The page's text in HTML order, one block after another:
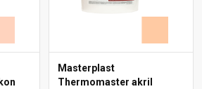
Masterplast
Thermomaster akril